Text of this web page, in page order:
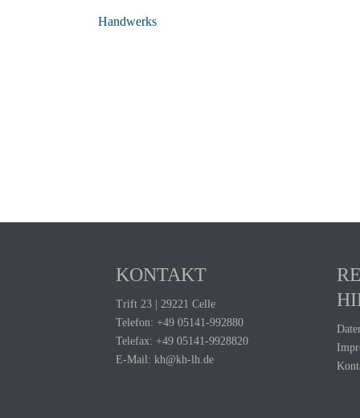
KONTAKT
Trift 23 | 29221 Celle
Telefon: +49 05141-992880
Telefax: +49 05141-9928820
E-Mail: kh@kh-lh.de